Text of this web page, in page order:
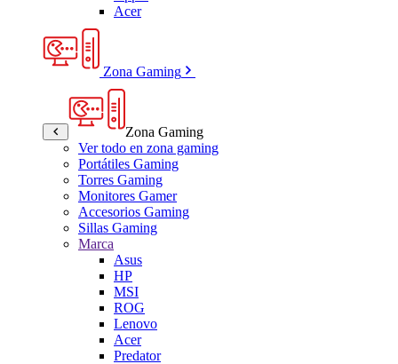
Acer
Zona Gaming
Zona Gaming
Ver todo en zona gaming
Portátiles Gaming
Torres Gaming
Monitores Gamer
Accesorios Gaming
Sillas Gaming
Marca
Asus
HP
MSI
ROG
Lenovo
Acer
Predator